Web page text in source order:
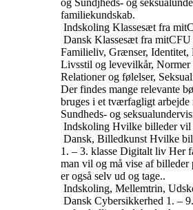
og Sundjheds- og
familiekundskab.
Indskoling Klassesæt fra
Dansk Klassesæt fra mitCFU
Familieliv, Grænser,
Livsstil og levevilkår, Normer
Relationer og følelser,
Der findes mange relevante
bruges i et tværfagligt arbejde
Sundheds- og
Indskoling Hvilke billeder vil
Dansk, Billedkunst Hvilke
1. – 3. klasse Digitalt liv Her
man vil og må vise af billeder
er også selv ud og tage..
Indskoling, Mellemtrin,
Dansk Cybersikkerhed 1. –